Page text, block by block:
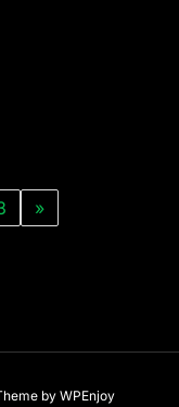
»
by WPEnjoy